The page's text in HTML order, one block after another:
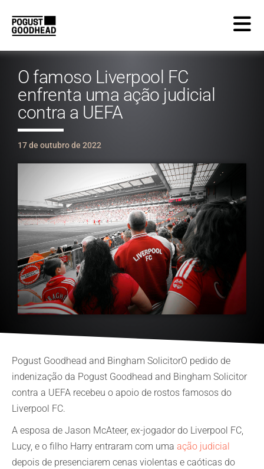
O famoso Liverpool FC
enfrenta uma ação judicial
contra a UEFA
17 de outubro de 2022
Pogust Goodhead and Bingham SolicitorO pedido de
indenização da Pogust Goodhead and Bingham Solicitor
contra a UEFA recebeu o apoio de rostos famosos do
Liverpool FC.
A esposa de Jason McAteer, ex-jogador do Liverpool FC,
Lucy, e o filho Harry entraram com uma ação judicial
depois de presenciarem cenas violentas e caóticas do